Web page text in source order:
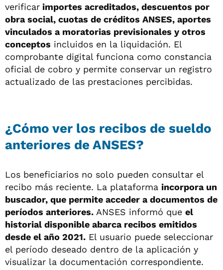
verificar importes acreditados, descuentos por
obra social, cuotas de créditos ANSES, aportes
vinculados a moratorias previsionales y otros
conceptos incluidos en la liquidación. El
comprobante digital funciona como constancia
oficial de cobro y permite conservar un registro
actualizado de las prestaciones percibidas.
¿Cómo ver los recibos de sueldo
anteriores de ANSES?
Los beneficiarios no solo pueden consultar el
recibo más reciente. La plataforma incorpora un
buscador, que permite acceder a documentos de
períodos anteriores. ANSES informó que el
historial disponible abarca recibos emitidos
desde el año 2021. El usuario puede seleccionar
el período deseado dentro de la aplicación y
visualizar la documentación correspondiente.